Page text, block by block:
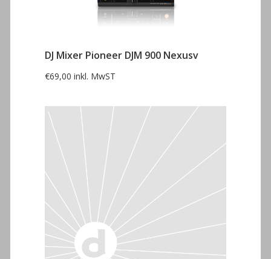
DJ Mixer Pioneer DJM 900 Nexusv
€69,00 inkl. MwST